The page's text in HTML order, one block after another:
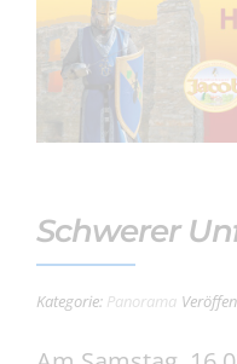
Schwerer
Kategorie: Panorama